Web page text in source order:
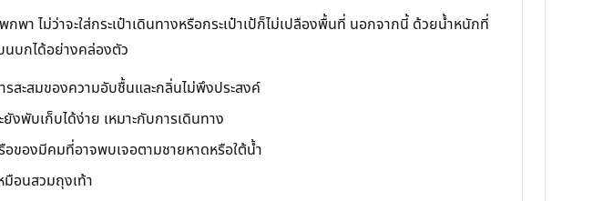
า ไม่ว่าจะใส่กระเป๋าเดินทางหรือกระเป๋าเป้ก็ไม่เปลืองพื้นที่ นอกจากนี้ ด้วยน้ำหนักที่
นบกได้อย่างคล่องตัว
สะสมของความอับชื้นและกลิ่นไม่พึงประสงค์
งพับเก็บได้ง่าย เหมาะกับการเดินทาง
ของมีคมที่อาจพบเจอตามชายหาดหรือใต้น้ำ
มือนสวมถุงเท้า